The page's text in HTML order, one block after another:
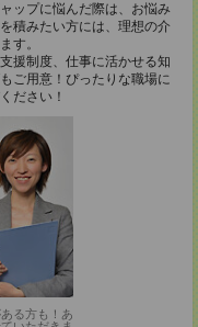
ップに悩んだ際は、お悩み
積みたい方には、理想の介
す。
援制度、仕事に活かせる知
ご用意！ぴったりな職場に
ださい！
る方も！あ